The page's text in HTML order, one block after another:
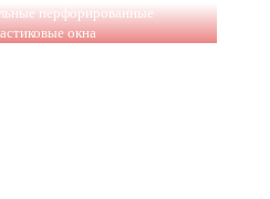
перфорированные
окна